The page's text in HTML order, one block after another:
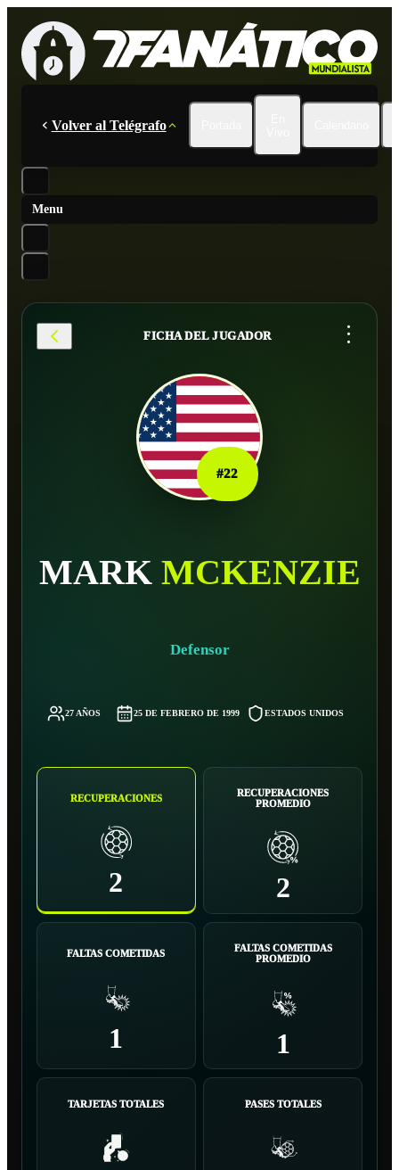
Volver al Telégrafo
Menu
FICHA DEL JUGADOR ...
#22
MARK MCKENZIE
Defensor
27 AÑOS 25 DE FEBRERO DE 1999 ESTADOS UNIDOS
RECUPERACIONES
2
RECUPERACIONES
PROMEDIO
2
FALTAS COMETIDAS
1
FALTAS COMETIDAS
PROMEDIO
1
TARJETAS TOTALES PASES TOTALES